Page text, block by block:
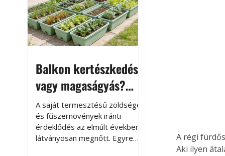
Balkon kertészkedés
vagy magaságyás?
Helytakarékos
kertészkedés
A saját termesztésű zöldségek
és fűszernövények iránti
érdeklődés az elmúlt években
látványosan megnőtt. Egyre
A régi
Aki ilyen